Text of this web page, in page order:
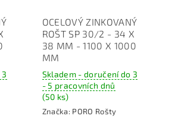
OCELOVÝ ZINKOVANÝ
ROŠT SP 30/2 - 34 X
38 MM - 1100 X 1000
MM
Skladem - doručení do 3
- 5 pracovních dnů
(50 ks)
Značka: PORO Rošty